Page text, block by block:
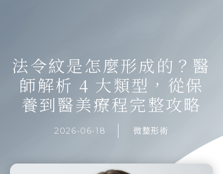
法令紋是怎麼形成的？醫
師解析 4 大類型，從保
養到醫美療程完整攻略
2026-06-18 微整形術